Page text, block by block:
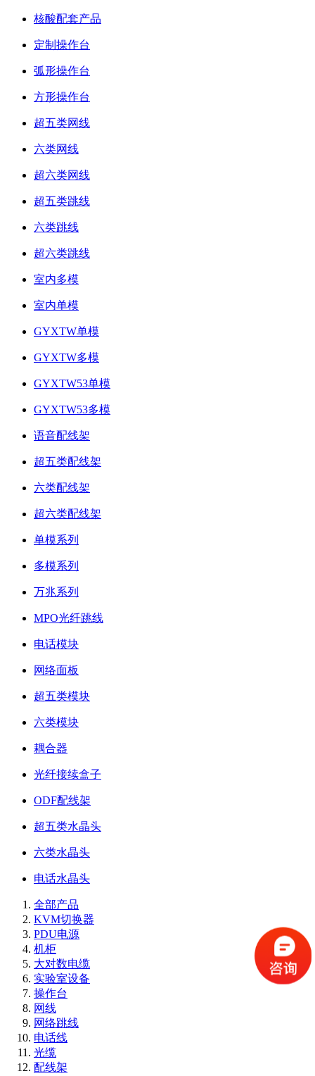
核酸配套产品
定制操作台
弧形操作台
方形操作台
超五类网线
六类网线
超六类网线
超五类跳线
六类跳线
超六类跳线
室内多模
室内单模
GYXTW单模
GYXTW多模
GYXTW53单模
GYXTW53多模
语音配线架
超五类配线架
六类配线架
超六类配线架
单模系列
多模系列
万兆系列
MPO光纤跳线
电话模块
网络面板
超五类模块
六类模块
耦合器
光纤接续盒子
ODF配线架
超五类水晶头
六类水晶头
电话水晶头
全部产品
KVM切换器
PDU电源
机柜
大对数电缆
实验室设备
操作台
网线
网络跳线
电话线
光缆
配线架